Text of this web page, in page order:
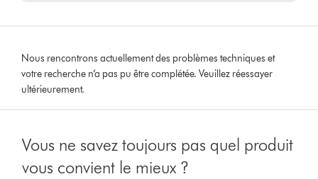
Nous rencontrons actuellement des problèmes techniques et
votre recherche n’a pas pu être complétée. Veuillez réessayer
ultérieurement.
Vous ne savez toujours pas quel produit
vous convient le mieux ?